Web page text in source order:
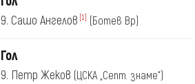
9. Сашо Ангелов [1] (Ботев Вр)
Гол
9. Петр Жеков (ЦСКА „Септ. знаме“)